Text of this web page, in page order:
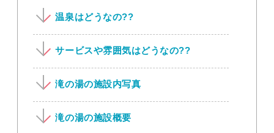
温泉はどうなの??
サービスや雰囲気はどうなの??
滝の湯の施設内写真
滝の湯の施設概要